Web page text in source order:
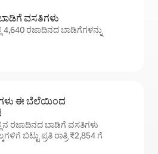
ವಸತಿಗಳು
ರಜಾದಿನದ ಬಾಡಿಗೆಗಳನ್ನು
ಈ ಬೆಲೆಯಿಂದ
ರಜಾದಿನದ ಬಾಡಿಗೆ ವಸತಿಗಳು
ಬಿಟ್ಟು ಪ್ರತಿ ರಾತ್ರಿ ₹2,854 ಗೆ